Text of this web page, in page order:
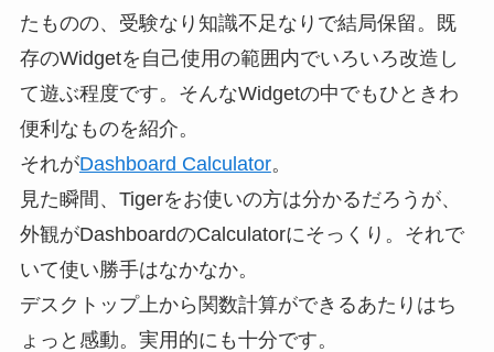
たものの、受験なり知識不足なりで結局保留。既
存のWidgetを自己使用の範囲内でいろいろ改造し
て遊ぶ程度です。そんなWidgetの中でもひときわ
便利なものを紹介。
それがDashboard Calculator。
見た瞬間、Tigerをお使いの方は分かるだろうが、
外観がDashboardのCalculatorにそっくり。それで
いて使い勝手はなかなか。
デスクトップ上から関数計算ができるあたりはち
ょっと感動。実用的にも十分です。